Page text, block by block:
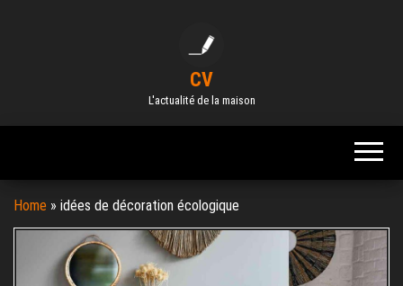
CV
L'actualité de la maison
Home » idées de décoration écologique